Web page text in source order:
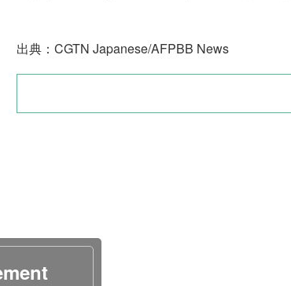
出典：CGTN Japanese/AFPBB News